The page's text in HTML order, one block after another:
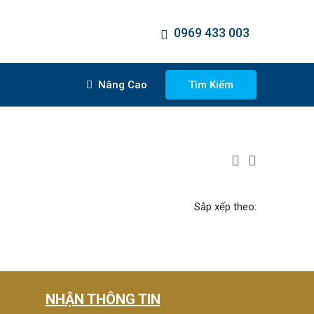
0969 433 003
Nâng Cao Tìm Kiếm
Sắp xếp theo:
NHẬN THÔNG TIN